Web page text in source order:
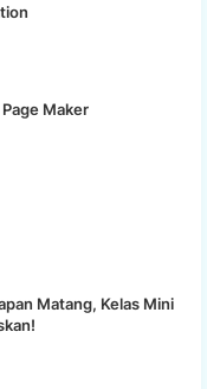
Maker
Matang, Kelas Mini